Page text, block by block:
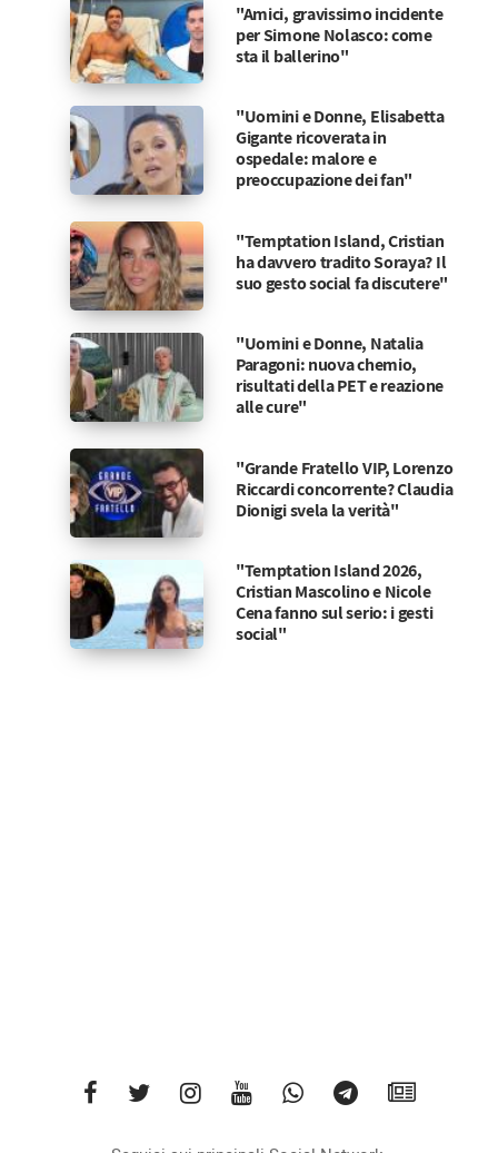
"Amici, gravissimo incidente
per Simone Nolasco: come
sta il ballerino"
"Uomini e Donne, Elisabetta
Gigante ricoverata in
ospedale: malore e
preoccupazione dei fan"
"Temptation Island, Cristian
ha davvero tradito Soraya? Il
suo gesto social fa discutere"
"Uomini e Donne, Natalia
Paragoni: nuova chemio,
risultati della PET e reazione
alle cure"
"Grande Fratello VIP, Lorenzo
Riccardi concorrente? Claudia
Dionigi svela la verità"
"Temptation Island 2026,
Cristian Mascolino e Nicole
Cena fanno sul serio: i gesti
social"